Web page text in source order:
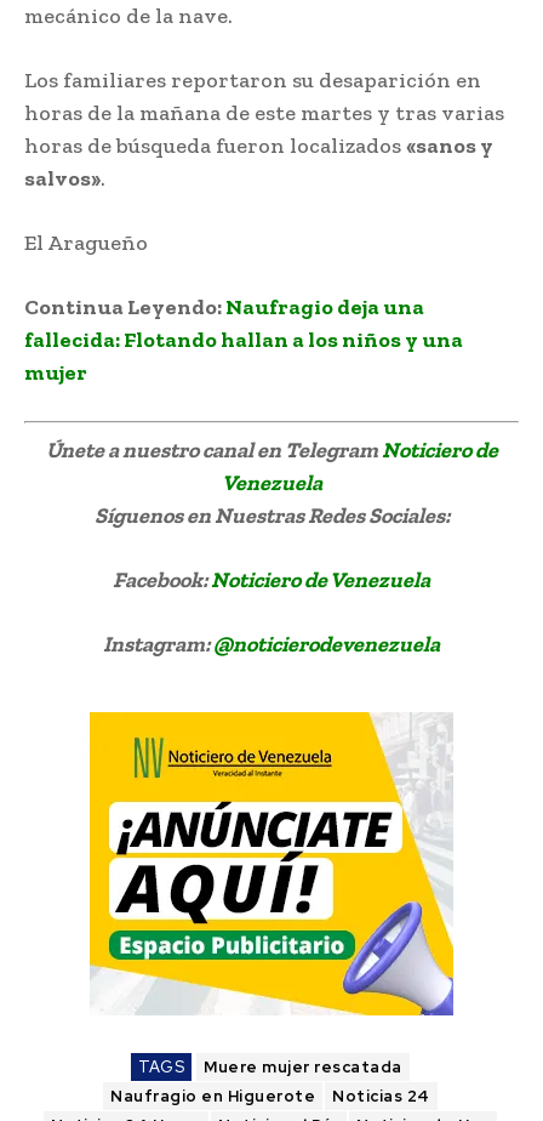
mecánico de la nave.
Los familiares reportaron su desaparición en
horas de la mañana de este martes y tras varias
horas de búsqueda fueron localizados«sanos y
salvos».
El Aragueño
Continua Leyendo:Naufragio deja una
fallecida: Flotando hallan a los niños y una
mujer
Únete a nuestro canal en TelegramNoticiero de
Venezuela
Síguenosen Nuestras Redes Sociales:
Facebook:Noticiero de Venezuela
Instagram:@noticierodevenezuela
TAGS
Muere mujer rescatada
Naufragio en Higuerote
Noticias 24